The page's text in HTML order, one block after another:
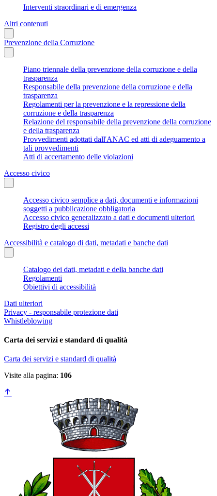
Interventi straordinari e di emergenza
Altri contenuti
Prevenzione della Corruzione
Piano triennale della prevenzione della corruzione e della
trasparenza
Responsabile della prevenzione della corruzione e della
trasparenza
Regolamenti per la prevenzione e la repressione della
corruzione e della trasparenza
Relazione del responsabile della prevenzione della corruzione
e della trasparenza
Provvedimenti adottati dall'ANAC ed atti di adeguamento a
tali provvedimenti
Atti di accertamento delle violazioni
Accesso civico
Accesso civico semplice a dati, documenti e informazioni
soggetti a pubblicazione obbligatoria
Accesso civico generalizzato a dati e documenti ulteriori
Registro degli accessi
Accessibilità e catalogo di dati, metadati e banche dati
Catalogo dei dati, metadati e della banche dati
Regolamenti
Obiettivi di accessibilità
Dati ulteriori
Privacy - responsabile protezione dati
Whistleblowing
Carta dei servizi e standard di qualità
Carta dei servizi e standard di qualità
Visite alla pagina: 106